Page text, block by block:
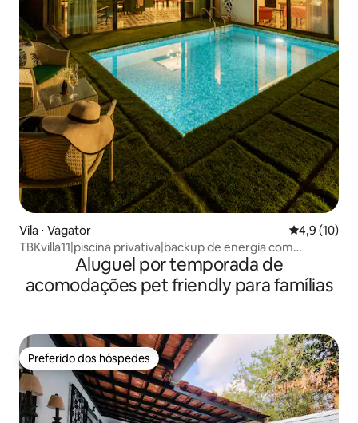
Vila ⋅ Vagator 4,9 de uma
4,9 (10)
TBKvilla11|piscina privativa|backup de energia com
inversor|zeladorAluguel por temporada de
acomodações pet friendly para famílias
Preferido dos hóspedes
Preferido dos hóspedes